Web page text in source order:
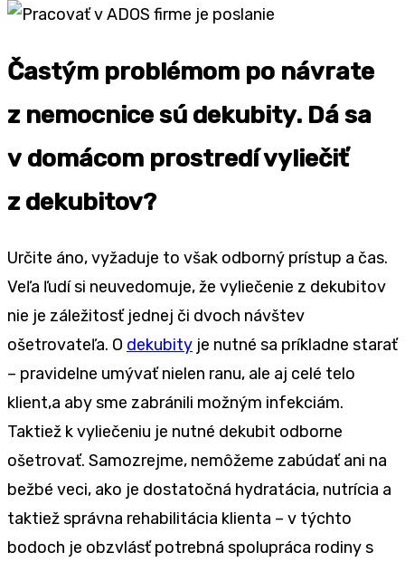
Častým problémom po návrate
z nemocnice sú dekubity. Dá sa
v domácom prostredí vyliečiť
z dekubitov?
Určite áno, vyžaduje to však odborný prístup a čas.
Veľa ľudí si neuvedomuje, že vyliečenie z dekubitov
nie je záležitosť jednej či dvoch návštev
ošetrovateľa. O dekubity je nutné sa príkladne starať
– pravidelne umývať nielen ranu, ale aj celé telo
klient,a aby sme zabránili možným infekciám.
Taktiež k vyliečeniu je nutné dekubit odborne
ošetrovať. Samozrejme, nemôžeme zabúdať ani na
bežbé veci, ako je dostatočná hydratácia, nutrícia a
taktiež správna rehabilitácia klienta – v týchto
bodoch je obzvlásť potrebná spolupráca rodiny s